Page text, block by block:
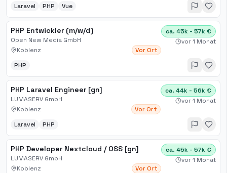
Laravel PHP Vue
PHP Entwickler (m/w/d)
Open New Media GmbH
Koblenz
Vor Ort
ca. 45k - 57k €
vor 1 Monat
PHP
PHP Laravel Engineer [gn]
LUMASERV GmbH
Koblenz
Vor Ort
ca. 44k - 56k €
vor 1 Monat
Laravel PHP
PHP Developer Nextcloud / OSS [gn]
LUMASERV GmbH
Koblenz
Vor Ort
ca. 45k - 57k €
vor 1 Monat